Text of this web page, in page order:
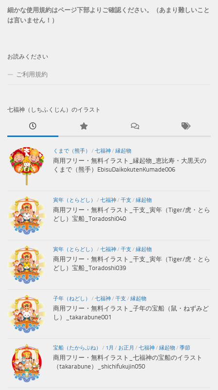
細かな使用規約はページ下部よりご確認ください。（あまり難しいこと
は言いません！）
お読みください
ご利用規約
七福神（しちふくじん）のイラスト
くまで（熊手） / 七福神/ 縁起物
商用フリー・無料イラスト_縁起物_恵比寿・大黒天の
くまで（熊手）EbisuDaikokutenKumade006
寅年（とらどし） / 七福神/ 干支 / 縁起物
商用フリー・無料イラスト_干支_寅年（Tiger/虎・とら
どし）宝船_Toradoshi040
寅年（とらどし） / 七福神/ 干支 / 縁起物
商用フリー・無料イラスト_干支_寅年（Tiger/虎・とら
どし）宝船_Toradoshi039
子年（ねどし） / 七福神/ 干支 / 縁起物
商用フリー・無料イラスト_子年の宝船（鼠・ねずみど
し）_takarabune001
宝船（たからぶね） / 1月 / お正月 / 七福神/ 縁起物/ 季節
商用フリー・無料イラスト_七福神の宝船のイラスト
（takarabune）_shichifukujin050